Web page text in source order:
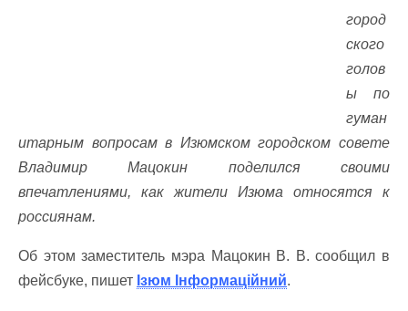
город
ского
голов
ы по
гуман
итарным вопросам в Изюмском городском совете
Владимир Мацокин поделился своими
впечатлениями, как жители Изюма относятся к
россиянам.
Об этом заместитель мэра Мацокин В. В. сообщил в
фейсбуке, пишет Ізюм Інформаційний.